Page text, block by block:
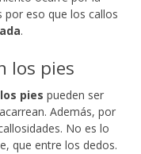
por eso que los callos
.
los pies
pies pueden ser
Además, por
No es lo
que entre los dedos.